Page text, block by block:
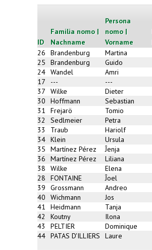
ID
Familia nomo |
Nachname
Persona
nomo |
Vorname
26
Brandenburg Martina
25
Brandenburg Guido
24 Wandel Amri
17
--- ---
37
Wilke Dieter
30
Hoffmann Sebastian
31
Frejarö Tomio
32
Sedlmeier Petra
33
Traub Hariolf
34 Klein Ursula
35
Martínez Pérez Ĵenja
36
Martínez Pérez Liliana
38
Wilke Elena
28
FONTAINE Ĵoel
39
Grossmann Andreo
40
Wichmann Jos
41
Heidmann Tanja
42
Koutny Ilona
43
PELTIER Dominique
44 PATAS D'ILLIERS Laure